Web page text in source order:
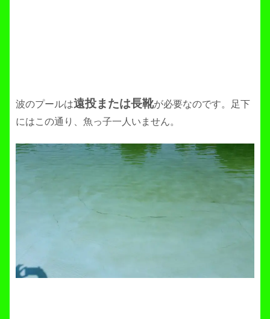
波のプールは遠投または長靴が必要なのです。足下
にはこの通り、魚っ子一人いません。